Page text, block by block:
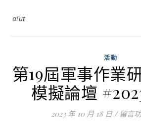
aiut
活動
第19屆軍事作業
模擬論壇
2023 年 10 月 18 日 / 在〈
留言